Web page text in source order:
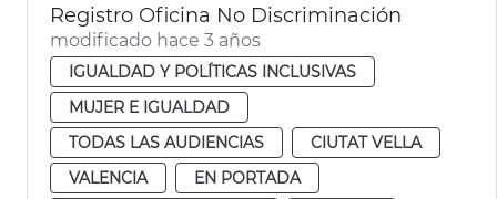
Registro Oficina No Discriminación
modificado hace 3 años
IGUALDAD Y POLÍTICAS INCLUSIVAS
MUJER E IGUALDAD
TODAS LAS AUDIENCIAS
CIUTAT VELLA
VALENCIA
EN PORTADA